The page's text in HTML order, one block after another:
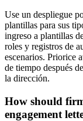
Use un despliegue
plantillas para sus
ingreso a plantillas
roles y registros de
escenarios. Priorice
de tiempo después
la dirección.
How should
engagement